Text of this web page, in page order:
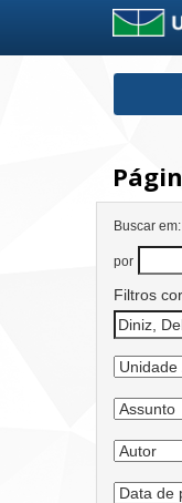
Buscar em:
por
Filtros